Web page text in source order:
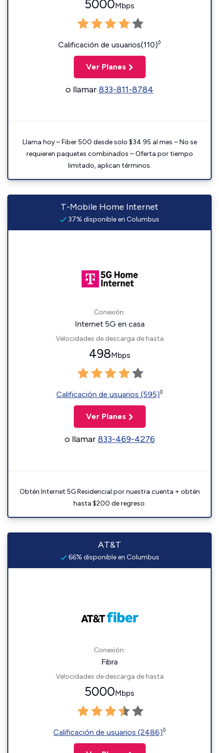
5000Mbps
Calificación de usuarios(110)◊
Ver Planes
o llamar833-811-8784
Llama hoy – Fiber 500 desde solo $34.95 al mes – No se
requieren paquetes combinados – Oferta por tiempo
limitado, aplican términos.
T-Mobile Home Internet
37% disponible en Columbus
Conexión:
Internet 5G en casa
Velocidades de descarga de hasta
498Mbps
Calificación de usuarios (595)◊
Ver Planes
o llamar833-469-4276
Obtén Internet 5G Residencial por nuestra cuenta + obtén
hasta $200 de regreso.
AT&T
66% disponible en Columbus
Conexión:
Fibra
Velocidades de descarga de hasta
5000Mbps
Calificación de usuarios (2486)◊